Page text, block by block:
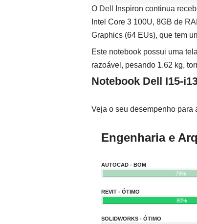
O Dell
Inspiron continua
Intel Core 3 100U, 8GB de
Graphics (64 EUs), que tem
Este notebook possui uma
razoável, pesando 1.62 kg,
Notebook Dell I15-
Veja o seu desempenho
Engenharia e
AUTOCAD - BOM
79%
REVIT - ÓTIMO
80%
SOLIDWORKS - ÓTIMO